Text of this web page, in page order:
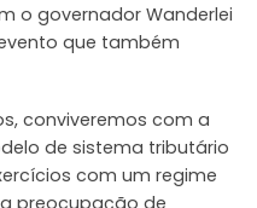
o governador Wanderlei
que também
conviveremos com a
de sistema tributário
com um regime
preocupação de